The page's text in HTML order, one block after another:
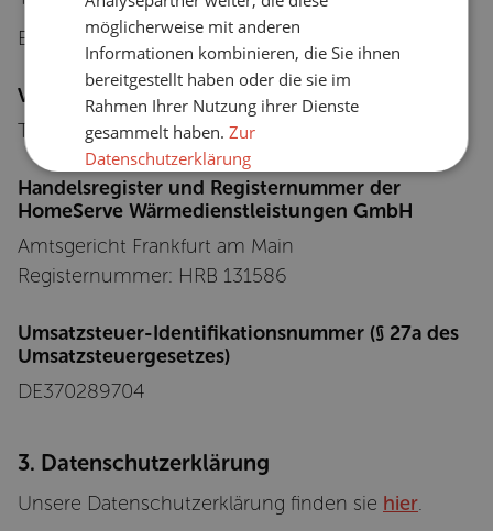
E-Mail:
info@homeserve.de
Vertretungsberechtigte
Thomas Franz Rebel, Arne Weber, Saša Savi
Handelsregister und Registernummer der
HomeServe Wärmedienstleistungen GmbH
Amtsgericht Frankfurt am Main
Registernummer: HRB 131586
Umsatzsteuer-Identifikationsnummer (§ 27a des
Umsatzsteuergesetzes)
DE370289704
3. Datenschutzerklärung
Unsere Datenschutzerklärung finden sie hier.
möglicherweise mit anderen
Informationen kombinieren, die Sie ihnen
bereitgestellt haben oder die sie im
Rahmen Ihrer Nutzung ihrer Dienste
gesammelt haben.Zur
Datenschutzerklärung
Unbedingt
erforderlich
Performance
ALLE ABLEHNEN